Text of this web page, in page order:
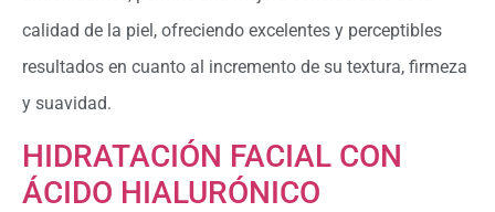
calidad de la piel, ofreciendo excelentes y perceptibles
resultados en cuanto al incremento de su textura, firmeza
y suavidad.
HIDRATACIÓN FACIAL CON
ÁCIDO HIALURÓNICO